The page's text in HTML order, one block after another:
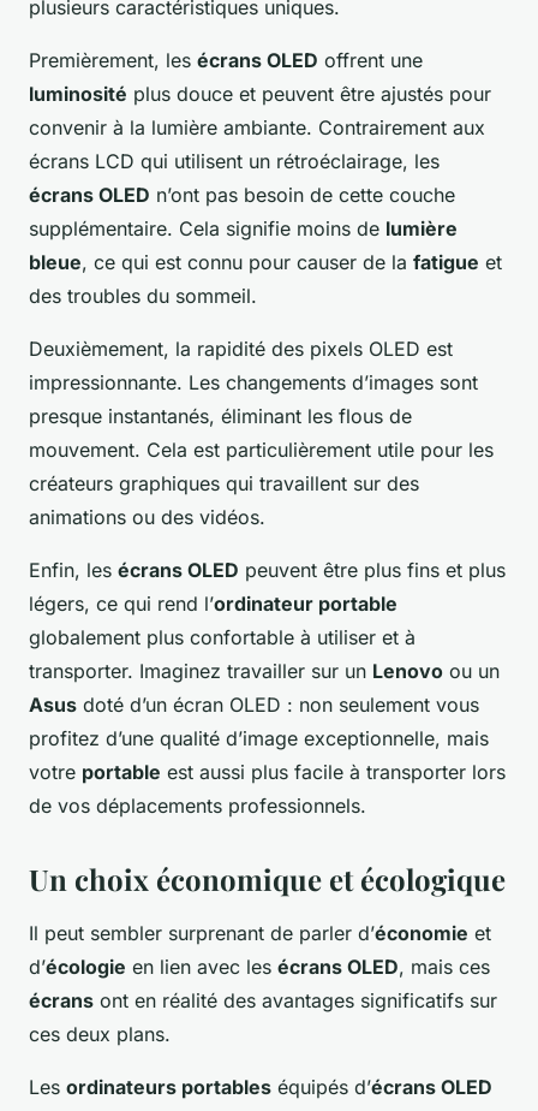
plusieurs caractéristiques uniques.
Premièrement, les écrans OLED offrent une
luminosité plus douce et peuvent être ajustés pour
convenir à la lumière ambiante. Contrairement aux
écrans LCD qui utilisent un rétroéclairage, les
écrans OLED n’ont pas besoin de cette couche
supplémentaire. Cela signifie moins de lumière
bleue, ce qui est connu pour causer de la fatigue et
des troubles du sommeil.
Deuxièmement, la rapidité des pixels OLED est
impressionnante. Les changements d’images sont
presque instantanés, éliminant les flous de
mouvement. Cela est particulièrement utile pour les
créateurs graphiques qui travaillent sur des
animations ou des vidéos.
Enfin, les écrans OLED peuvent être plus fins et plus
légers, ce qui rend l’ordinateur portable
globalement plus confortable à utiliser et à
transporter. Imaginez travailler sur un Lenovo ou un
Asus doté d’un écran OLED : non seulement vous
profitez d’une qualité d’image exceptionnelle, mais
votre portable est aussi plus facile à transporter lors
de vos déplacements professionnels.
Un choix économique et écologique
Il peut sembler surprenant de parler d’économie et
d’écologie en lien avec les écrans OLED, mais ces
écrans ont en réalité des avantages significatifs sur
ces deux plans.
Les ordinateurs portables équipés d’écrans OLED